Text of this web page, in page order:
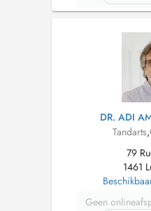
DR. ADI
Tandarts,
79
1461
Geen